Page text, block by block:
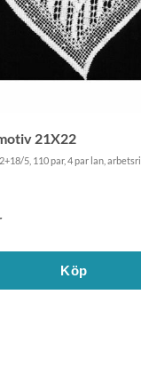
21X22
5, 110 par, 4 par lan,
Köp